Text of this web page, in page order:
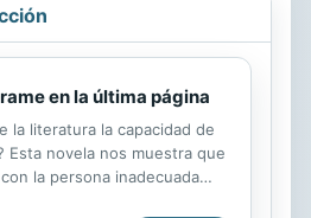
personal con libros y
que reúne su escritura
Las reflexiones se han
con cierta lentitud y las
el carácter de cada
De algún modo, su
en la última página
la literatura la capacidad de
Esta novela nos muestra que
la persona inadecuada